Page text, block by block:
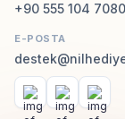
+90 555 104 7080
E-POSTA
Facebook
Instagram